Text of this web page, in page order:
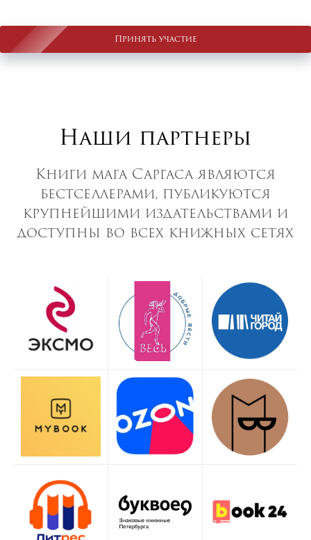
Принять участие
Наши партнеры
Книги мага Саргаса являются
бестселлерами, публикуются
крупнейшими издательствами и
доступны во всех книжных сетях